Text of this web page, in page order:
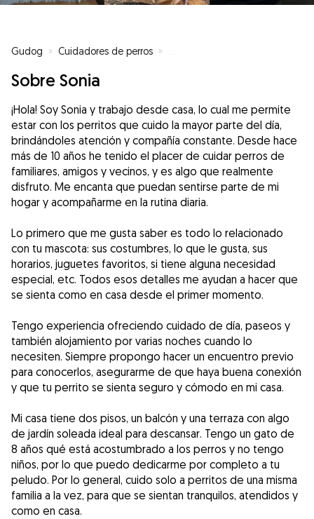
Gudog » Cuidadores de perros »
Sobre Sonia
¡Hola! Soy Sonia y trabajo desde casa, lo cual me permite
estar con los perritos que cuido la mayor parte del día,
brindándoles atención y compañía constante. Desde hace
más de 10 años he tenido el placer de cuidar perros de
familiares, amigos y vecinos, y es algo que realmente
disfruto. Me encanta que puedan sentirse parte de mi
hogar y acompañarme en la rutina diaria.
Lo primero que me gusta saber es todo lo relacionado
con tu mascota: sus costumbres, lo que le gusta, sus
horarios, juguetes favoritos, si tiene alguna necesidad
especial, etc. Todos esos detalles me ayudan a hacer que
se sienta como en casa desde el primer momento.
Tengo experiencia ofreciendo cuidado de día, paseos y
también alojamiento por varias noches cuando lo
necesiten. Siempre propongo hacer un encuentro previo
para conocerlos, asegurarme de que haya buena conexión
y que tu perrito se sienta seguro y cómodo en mi casa.
Mi casa tiene dos pisos, un balcón y una terraza con algo
de jardín soleada ideal para descansar. Tengo un gato de
8 años qué está acostumbrado a los perros y no tengo
niños, por lo que puedo dedicarme por completo a tu
peludo. Por lo general, cuido solo a perritos de una misma
familia a la vez, para que se sientan tranquilos, atendidos y
como en casa.